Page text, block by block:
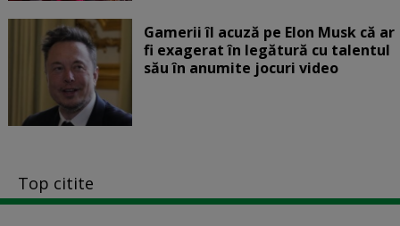
Gamerii îl acuză pe Elon Musk că ar
fi exagerat în legătură cu talentul
său în anumite jocuri video
Top citite